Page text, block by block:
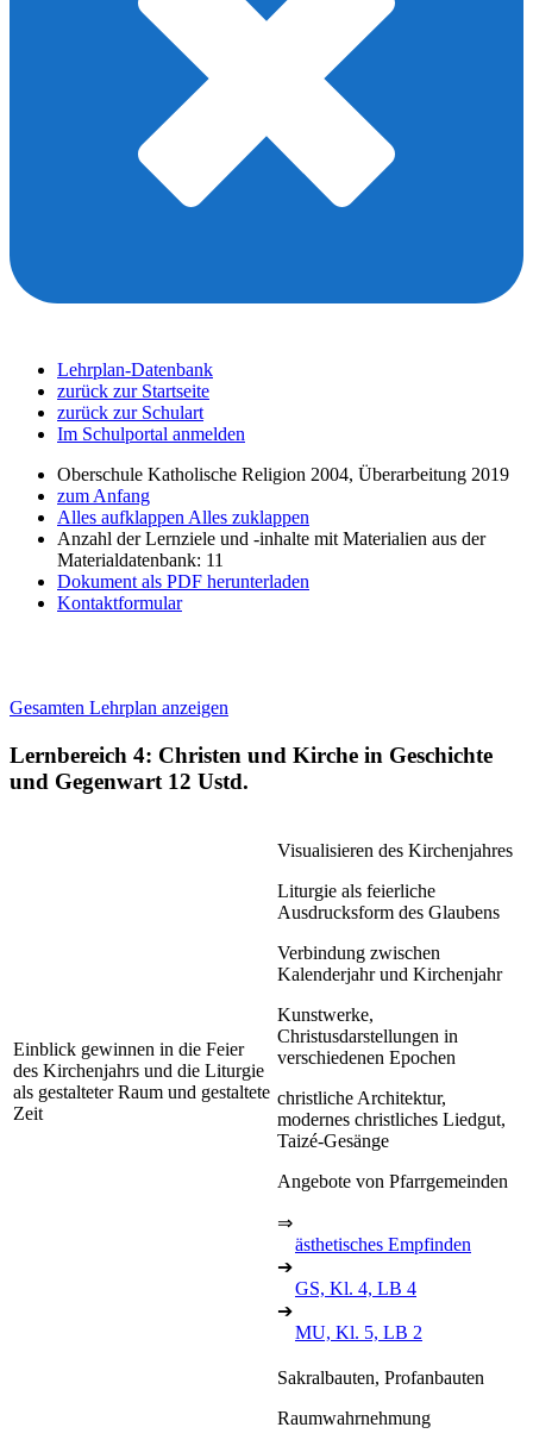
Lehrplan-Datenbank
zurück zur Startseite
zurück zur Schulart
Im Schulportal anmelden
Oberschule Katholische Religion 2004, Überarbeitung 2019
zum Anfang
Alles aufklappen Alles zuklappen
Anzahl der Lernziele und -inhalte mit Materialien aus der
Materialdatenbank: 11
Dokument als PDF herunterladen
Kontaktformular
Gesamten Lehrplan anzeigen
Lernbereich 4: Christen und Kirche in Geschichte
und Gegenwart 12 Ustd.
Einblick gewinnen in die Feier
des Kirchenjahrs und die Liturgie
als gestalteter Raum und gestaltete
Zeit
Visualisieren des Kirchenjahres
Liturgie als feierliche
Ausdrucksform des Glaubens
Verbindung zwischen
Kalenderjahr und Kirchenjahr
Kunstwerke,
Christusdarstellungen in
verschiedenen Epochen
christliche Architektur,
modernes christliches Liedgut,
Taizé-Gesänge
Angebote von Pfarrgemeinden
⇒
ästhetisches Empfinden
➔
GS, Kl. 4, LB 4
➔
MU, Kl. 5, LB 2
Sakralbauten, Profanbauten
Raumwahrnehmung